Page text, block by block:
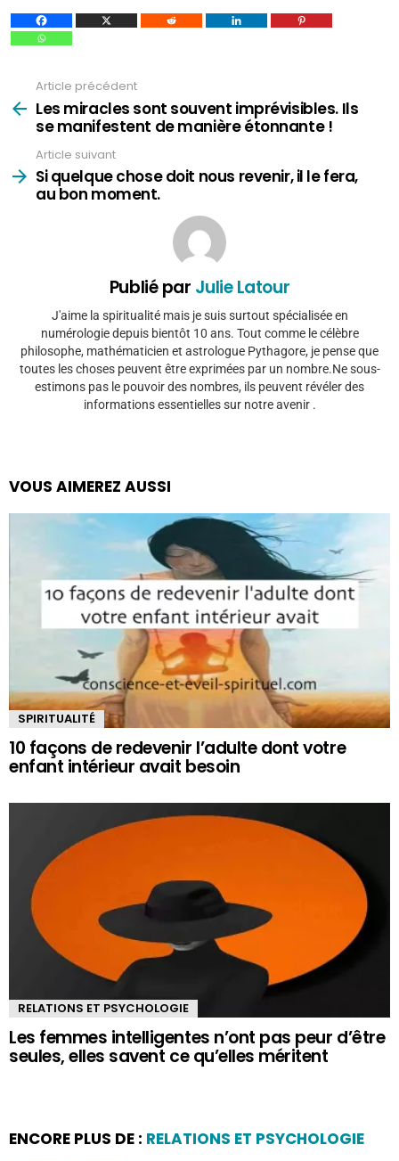
plus
Article précédent
Les miracles sont souvent imprévisibles. Ils
se manifestent de manière étonnante !
Article suivant
Si quelque chose doit nous revenir, il le fera,
au bon moment.
Publié par Julie Latour
J'aime la spiritualité mais je suis surtout spécialisée en
numérologie depuis bientôt 10 ans. Tout comme le célèbre
philosophe, mathématicien et astrologue Pythagore, je pense que
toutes les choses peuvent être exprimées par un nombre.Ne sous-
estimons pas le pouvoir des nombres, ils peuvent révéler des
informations essentielles sur notre avenir .
VOUS AIMEREZ AUSSI
SPIRITUALITÉ
10 façons de redevenir l’adulte dont votre
enfant intérieur avait besoin
RELATIONS ET PSYCHOLOGIE
Les femmes intelligentes n’ont pas peur d’être
seules, elles savent ce qu’elles méritent
ENCORE PLUS DE : RELATIONS ET PSYCHOLOGIE